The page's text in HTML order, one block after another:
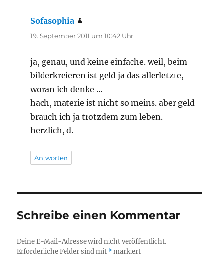
Sofasophia
19. September 2011 um 10:42 Uhr
ja, genau, und keine einfache. weil, beim
bilderkreieren ist geld ja das allerletzte,
woran ich denke …
hach, materie ist nicht so meins. aber geld
brauch ich ja trotzdem zum leben.
herzlich, d.
Antworten
Schreibe einen Kommentar
Deine E-Mail-Adresse wird nicht veröffentlicht.
Erforderliche Felder sind mit *markiert